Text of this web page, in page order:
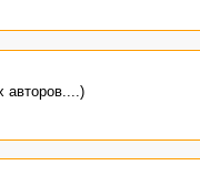
авторов....)